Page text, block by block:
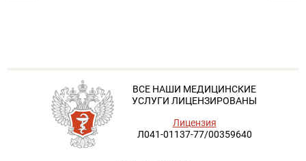
ВСЕ НАШИ МЕДИЦИНСКИЕ
УСЛУГИ ЛИЦЕНЗИРОВАНЫ
Лицензия
Л041-01137-77/00359640